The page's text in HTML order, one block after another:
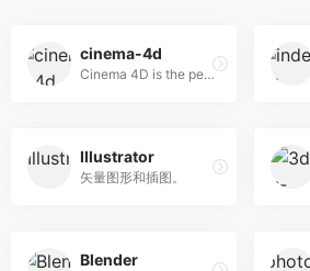
cinema-4d
Cinema 4D is the perfect package for all 3D artists who want to achieve breathtaking results fast and hassle-free.
Illustrator
矢量图形和插图。
Blender